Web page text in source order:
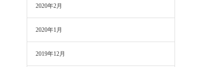
2020年2月
2020年1月
2019年12月